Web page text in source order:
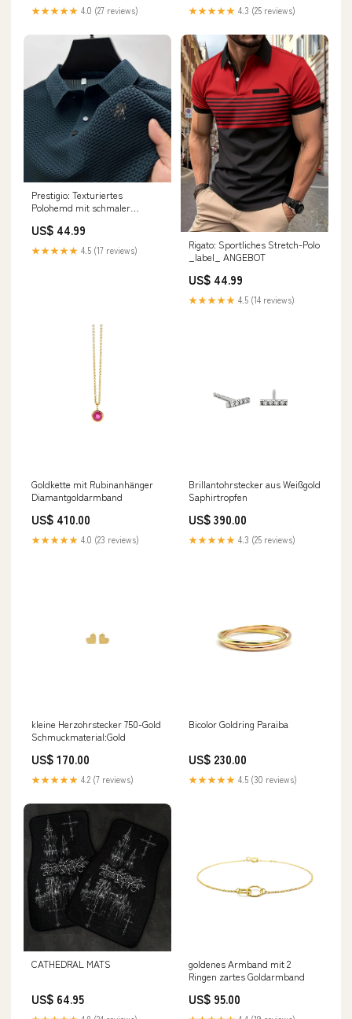
★★★★★ 4.0 (27 reviews) ★★★★★ 4.3 (25 reviews)
Prestigio: Texturiertes
Polohemd mit schmaler
US$ 44.99
★★★★★ 4.5 (17 reviews)
Rigato: Sportliches Stretch-Polo
_label_ ANGEBOT
US$ 44.99
★★★★★ 4.5 (14 reviews)
Goldkette mit Rubinanhänger
Diamantgoldarmband
US$ 410.00
★★★★★ 4.0 (23 reviews)
Brillantohrstecker aus Weißgold
Saphirtropfen
US$ 390.00
★★★★★ 4.3 (25 reviews)
kleine Herzohrstecker 750-Gold
Schmuckmaterial:Gold
US$ 170.00
★★★★★ 4.2 (7 reviews)
Bicolor Goldring Paraiba
US$ 230.00
★★★★★ 4.5 (30 reviews)
CATHEDRAL MATS
US$ 64.95
goldenes Armband mit 2
Ringen zartes Goldarmband
US$ 95.00